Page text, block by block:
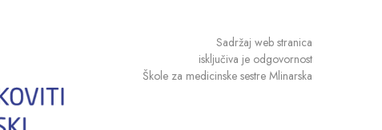
Sadržaj web stranica
isključiva je odgovornost
Škole za medicinske sestre Mlinarska